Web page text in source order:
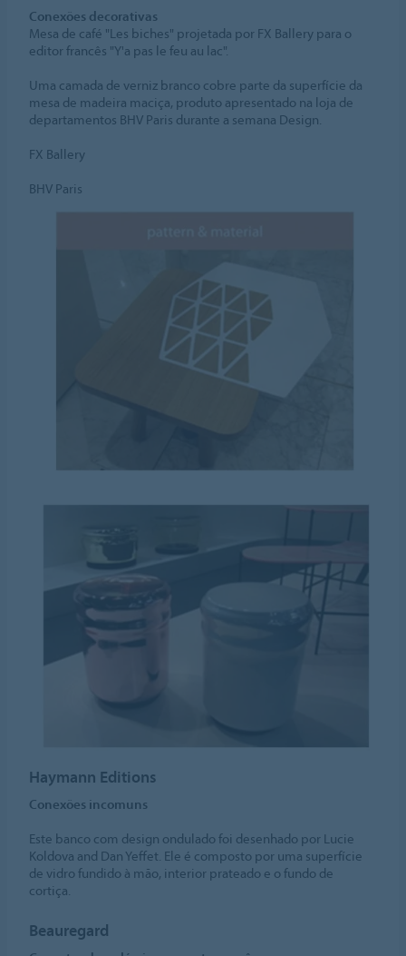
Conexões decorativas
Mesa de café "Les biches" projetada por FX Ballery para o
editor francês "Y'a pas le feu au lac".
Uma camada de verniz branco cobre parte da superfície da
mesa de madeira maciça, produto apresentado na loja de
departamentos BHV Paris durante a semana Design.
FX Ballery
BHV Paris
Haymann Editions
Conexões incomuns
Este banco com design ondulado foi desenhado por Lucie
Koldova and Dan Yeffet. Ele é composto por uma superfície
de vidro fundido à mão, interior prateado e o fundo de
cortiça.
Beauregard